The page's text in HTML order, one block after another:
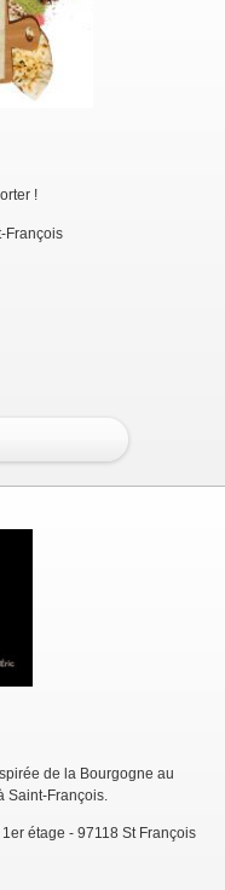
!
François
de la Bourgogne au
Saint-François.
étage - 97118 St François